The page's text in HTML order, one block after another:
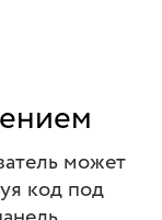
может
код под